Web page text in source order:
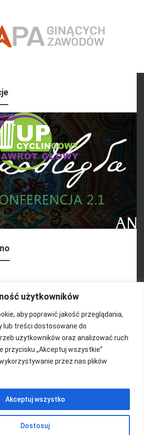
użytkowników
aby poprawić jakość przeglądania,
lub treści dostosowane do
użytkowników oraz analizować ruch
przycisku „Akceptuj wszystkie”
przez nas plików
Dostosuj
Akceptuj wszystko
(cz.2)
KOLOROWO